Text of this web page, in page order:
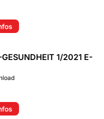
GESUNDHEIT 1/2021 E-